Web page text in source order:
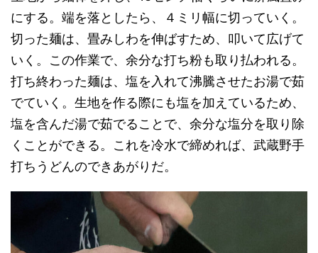
にする。端を落としたら、４ミリ幅に切っていく。
切った麺は、畳みしわを伸ばすため、叩いて広げて
いく。この作業で、余分な打ち粉も取り払われる。
打ち終わった麺は、塩を入れて沸騰させたお湯で茹
でていく。生地を作る際にも塩を加えているため、
塩を含んだ湯で茹でることで、余分な塩分を取り除
くことができる。これを冷水で締めれば、武蔵野手
打ちうどんのできあがりだ。